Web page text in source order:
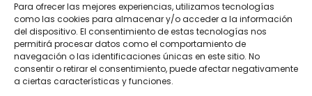
Para ofrecer las mejores experiencias, utilizamos tecnologías
como las cookies para almacenar y/o acceder a la información
del dispositivo. El consentimiento de estas tecnologías nos
permitirá procesar datos como el comportamiento de
navegación o las identificaciones únicas en este sitio. No
consentir o retirar el consentimiento, puede afectar negativamente
a ciertas características y funciones.
Actualidad Voluntariado
23 de julio | 2026